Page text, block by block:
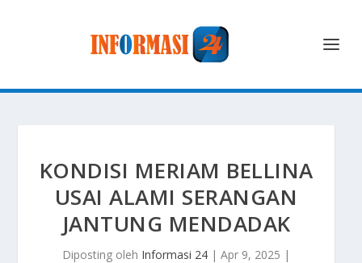
KONDISI MERIAM BELLINA
USAI ALAMI SERANGAN
JANTUNG MENDADAK
Diposting oleh Informasi 24 | Apr 9, 2025 |